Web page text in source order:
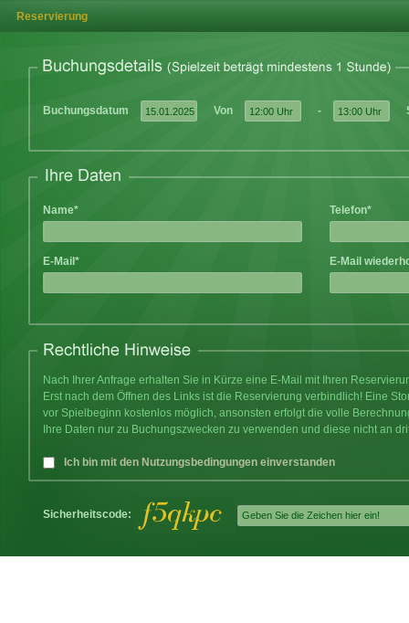
Reservierung
Buchungsdatum Von -
Name* Telefon*
E-Mail* E-Mail
Nach Ihrer Anfrage erhalten Sie in Kürze eine E-Mail mit Ihren
Erst nach dem Öffnen des Links ist die Reservierung verbindlich! Eine
vor Spielbeginn kostenlos möglich, ansonsten erfolgt die volle
Ihre Daten nur zu Buchungszwecken zu verwenden und diese nicht an
Ich bin mit den Nutzungsbedingungen einverstanden
Sicherheitscode: